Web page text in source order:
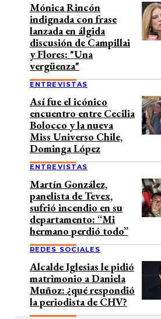
Mónica Rincón
indignada con frase
lanzada en álgida
discusión de Campillai
y Flores: "Una
vergüenza"
ENTREVISTAS
Así fue el icónico
encuentro entre Cecilia
Bolocco y la nueva
Miss Universo Chile,
Dominga López
ENTREVISTAS
Martín González,
panelista de Tevex,
sufrió incendio en su
departamento: “Mi
hermano perdió todo”
REDES SOCIALES
Alcalde Iglesias le pidió
matrimonio a Daniela
Muñoz: ¿qué respondió
la periodista de CHV?